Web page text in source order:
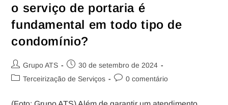
o serviço de portaria é
fundamental em todo tipo de
condomínio?
Grupo ATS
30 de setembro de 2024
Terceirização de Serviços
0 comentário